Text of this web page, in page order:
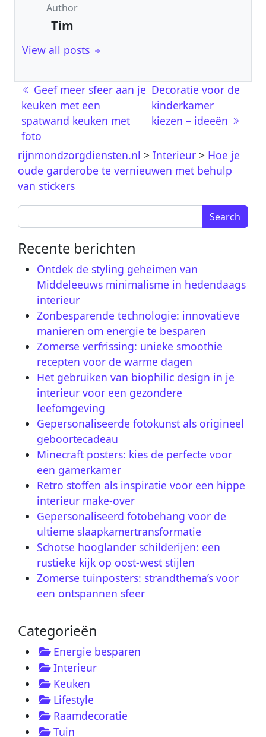
Author
Tim
View all posts
Berichtnavigatie
Geef meer sfeer aan je
keuken met een
spatwand keuken met
foto
Decoratie voor de
kinderkamer
kiezen – ideeën
rijnmondzorgdiensten.nl > Interieur > Hoe je
oude garderobe te vernieuwen met behulp
van stickers
Search for:
Recente berichten
Ontdek de styling geheimen van
Middeleeuws minimalisme in hedendaags
interieur
Zonbesparende technologie: innovatieve
manieren om energie te besparen
Zomerse verfrissing: unieke smoothie
recepten voor de warme dagen
Het gebruiken van biophilic design in je
interieur voor een gezondere
leefomgeving
Gepersonaliseerde fotokunst als origineel
geboortecadeau
Minecraft posters: kies de perfecte voor
een gamerkamer
Retro stoffen als inspiratie voor een hippe
interieur make-over
Gepersonaliseerd fotobehang voor de
ultieme slaapkamertransformatie
Schotse hooglander schilderijen: een
rustieke kijk op oost-west stijlen
Zomerse tuinposters: strandthema’s voor
een ontspannen sfeer
Categorieën
Energie besparen
Interieur
Keuken
Lifestyle
Raamdecoratie
Tuin